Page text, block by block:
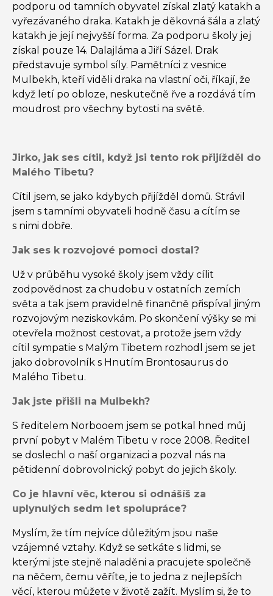
podporu od tamních obyvatel získal zlatý katakh a
vyřezávaného draka. Katakh je děkovná šála a zlatý
katakh je její nejvyšší forma. Za podporu školy jej
získal pouze 14. Dalajláma a Jiří Sázel. Drak
představuje symbol síly. Pamětníci z vesnice
Mulbekh, kteří viděli draka na vlastní oči, říkají, že
když letí po obloze, neskutečně řve a rozdává tím
moudrost pro všechny bytosti na světě.
Jirko, jak ses cítil, když jsi tento rok přijížděl do
Malého Tibetu?
Cítil jsem, se jako kdybych přijížděl domů. Strávil
jsem s tamními obyvateli hodně času a cítím se
s nimi dobře.
Jak ses k rozvojové pomoci dostal?
Už v průběhu vysoké školy jsem vždy cílit
zodpovědnost za chudobu v ostatních zemích
světa a tak jsem pravidelně finančně přispíval jiným
rozvojovým neziskovkám. Po skončení výšky se mi
otevřela možnost cestovat, a protože jsem vždy
cítil sympatie s Malým Tibetem rozhodl jsem se jet
jako dobrovolník s Hnutím Brontosaurus do
Malého Tibetu.
Jak jste přišli na Mulbekh?
S ředitelem Norbooem jsem se potkal hned můj
první pobyt v Malém Tibetu v roce 2008. Ředitel
se doslechl o naší organizaci a pozval nás na
pětidenní dobrovolnický pobyt do jejich školy.
Co je hlavní věc, kterou si odnášíš za
uplynulých sedm let spolupráce?
Myslím, že tím nejvíce důležitým jsou naše
vzájemné vztahy. Když se setkáte s lidmi, se
kterými jste stejně naladěni a pracujete společně
na něčem, čemu věříte, je to jedna z nejlepších
věcí, kterou můžete v životě zažít. Myslím si, že to